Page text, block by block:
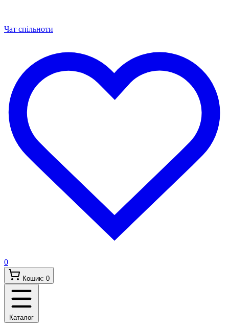
Чат спільноти
0
Кошик: 0
Каталог